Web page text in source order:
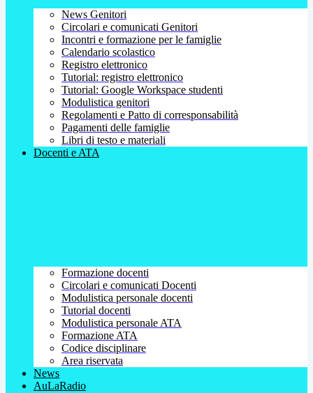
News Genitori
Circolari e comunicati Genitori
Incontri e formazione per le famiglie
Calendario scolastico
Registro elettronico
Tutorial: registro elettronico
Tutorial: Google Workspace studenti
Modulistica genitori
Regolamenti e Patto di corresponsabilità
Pagamenti delle famiglie
Libri di testo e materiali
Docenti e ATA
Formazione docenti
Circolari e comunicati Docenti
Modulistica personale docenti
Tutorial docenti
Modulistica personale ATA
Formazione ATA
Codice disciplinare
Area riservata
News
AuLaRadio